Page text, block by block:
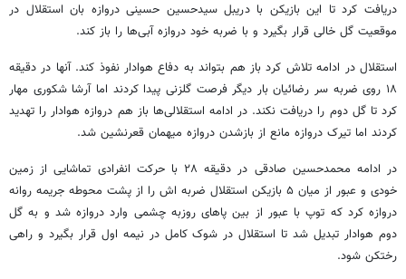
دریافت کرد تا این بازیکن با دریبل سیدحسین حسینی دروازه بان استقلال در
موقعیت گل خالی قرار بگیرد و با ضربه خود دروازه آبی‌ها را باز کند.
استقلال در ادامه تلاش کرد باز هم بتواند به دفاع هوادار نفوذ کند. آنها در دقیقه
۱۸ روی ضربه سر رضائیان بار دیگر فرصت گلزنی پیدا کردند اما آرشا شکوری مهار
کرد تا گل دوم را دریافت نکند. در ادامه استقلالی‌ها باز هم دروازه هوادار را تهدید
کردند اما تیرک دروازه مانع از بازشدن دروازه میهمان قعرنشین شد.
در ادامه محمدحسین صادقی در دقیقه ۲۸ با حرکت انفرادی تماشایی از زمین
خودی و عبور از میان ۵ بازیکن استقلال ضربه اش را از پشت محوطه جریمه روانه
دروازه کرد که توپ با عبور از بین پاهای روزبه چشمی وارد دروازه شد و به گل
دوم هوادار تبدیل شد تا استقلال در شوک کامل در نیمه اول قرار بگیرد و راهی
رختکن شود.